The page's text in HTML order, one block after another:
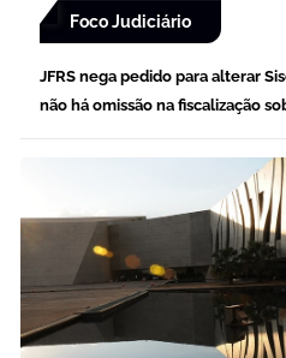
Foco Judiciário
JFRS nega pedido para alterar
não há omissão na fiscalização